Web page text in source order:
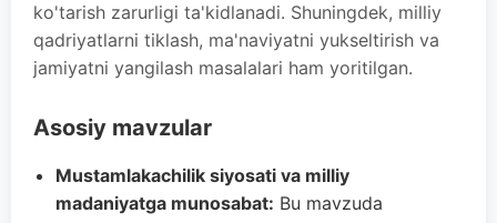
ko'tarish zarurligi ta'kidlanadi. Shuningdek, milliy
qadriyatlarni tiklash, ma'naviyatni yukseltirish va
jamiyatni yangilash masalalari ham yoritilgan.
Asosiy mavzular
Mustamlakachilik siyosati va milliy
madaniyatga munosabat: Bu mavzuda